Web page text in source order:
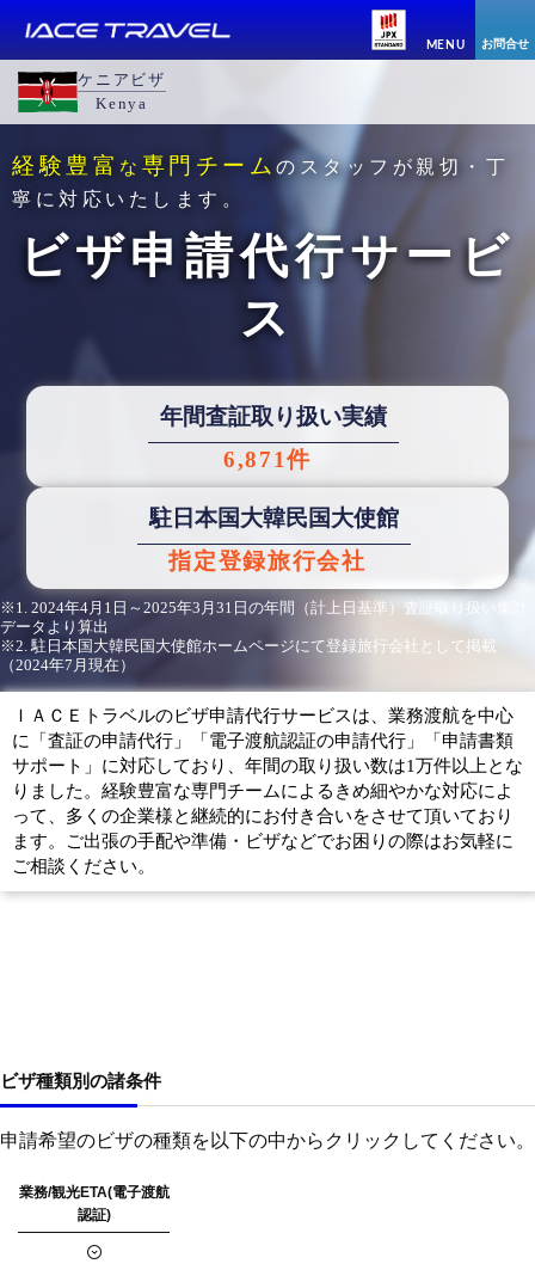
MENU お問合せ
ケニアビザ
Kenya
経験豊富 な 専門チーム のスタッフが親切・丁
寧に対応いたします。
ビザ申請代行サービ
ス
年間査証取り扱い実績
6,871件
駐日本国大韓民国大使館
指定登録旅行会社
※1. 2024年4月1日～2025年3月31日の年間（計上日基準）査証取り扱い集計
データより算出
※2. 駐日本国大韓民国大使館ホームページにて登録旅行会社として掲載
（2024年7月現在）
ＩＡＣＥトラベルのビザ申請代行サービスは、業務渡航を中心
に「査証の申請代行」「電子渡航認証の申請代行」「申請書類
サポート」に対応しており、年間の取り扱い数は1万件以上とな
りました。経験豊富な専門チームによるきめ細やかな対応によ
って、多くの企業様と継続的にお付き合いをさせて頂いており
ます。ご出張の手配や準備・ビザなどでお困りの際はお気軽に
ご相談ください。
ビザ種類別の諸条件
申請希望のビザの種類を以下の中からクリックしてください。
業務/観光ETA(電子渡航
認証)